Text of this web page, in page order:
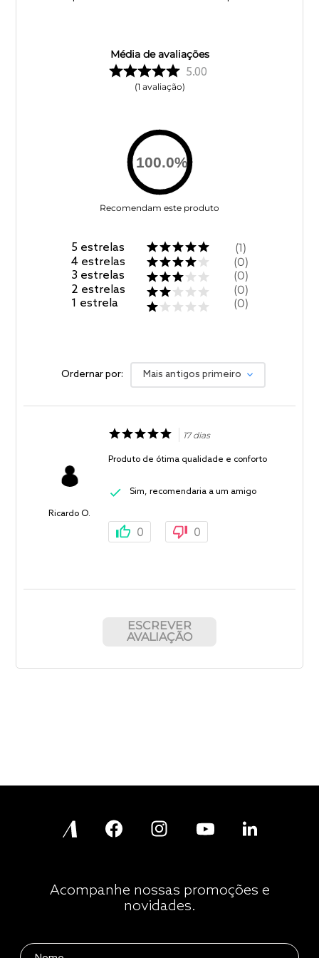
Média de avaliações
5.00
1 avaliação
100.0%
Recomendam este produto
5 estrelas
4 estrelas
3 estrelas
2 estrelas
1 estrela
1
0
0
0
0
Ordernar por: Mais antigos primeiro
Ricardo O.
17 dias
Produto de ótima qualidade e conforto
Sim, recomendaria a um amigo
0 0
ESCREVER
AVALIAÇÃO
Acompanhe nossas promoções e
novidades.